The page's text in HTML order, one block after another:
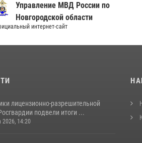
МВД России по
области
интернет-сайт
лицензионно-разрешительной
подвели итоги ...
2026, 14:20